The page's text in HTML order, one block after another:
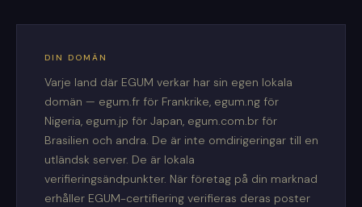
DIN DOMÄN
Varje land där EGUM verkar har sin egen lokala
domän — egum.fr för Frankrike, egum.ng för
Nigeria, egum.jp för Japan, egum.com.br för
Brasilien och andra. De är inte omdirigeringar till en
utländsk server. De är lokala
verifieringsändpunkter. När företag på din marknad
erhåller EGUM-certifiering verifieras deras poster